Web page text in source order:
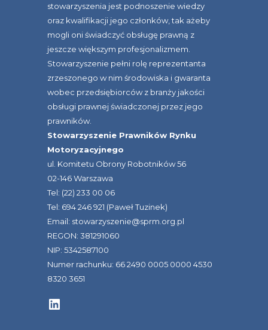
stowarzyszenia jest podnoszenie wiedzy
oraz kwalifikacji jego członków, tak ażeby
mogli oni świadczyć obsługę prawną z
jeszcze większym profesjonalizmem.
Stowarzyszenie pełni rolę reprezentanta
zrzeszonego w nim środowiska i gwaranta
wobec przedsiębiorców z branży jakości
obsługi prawnej świadczonej przez jego
prawników.
Stowarzyszenie Prawników Rynku
Motoryzacyjnego
ul. Komitetu Obrony Robotników 56
02-146 Warszawa
Tel: (22) 233 00 06
Tel: 694 246 921 (Paweł Tuzinek)
Email: stowarzyszenie@sprm.org.pl
REGON: 381291060
NIP: 5342587100
Numer rachunku: 66 2490 0005 0000 4530
8320 3651
LinkedIn